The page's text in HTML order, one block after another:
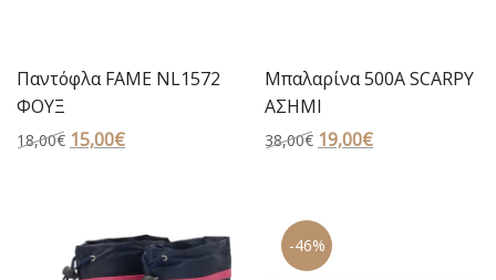
Παντόφλα FAME NL1572
ΦΟΥΞ
18,00€ Original
15,00€Η
15,00€.
Μπαλαρίνα 500Α SCARPY
ΑΣΗΜΙ
38,00€ Original
38,00€.
19,00€Η
-46%